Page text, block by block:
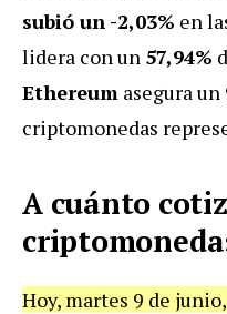
subió un -2,03% en
lidera con un 57,94%
Ethereum asegura un
criptomonedas
A cuánto
Hoy, martes 9 de